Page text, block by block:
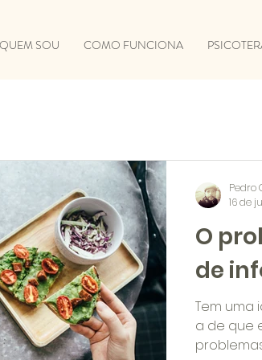
QUEM SOU COMO FUNCIONA
O
de
Tem uma
a de que
Pedro
16 de